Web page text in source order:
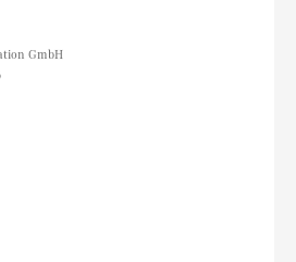
GmbH